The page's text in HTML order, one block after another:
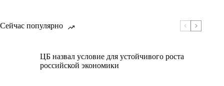
Сейчас популярно
ЦБ назвал условие для устойчивого роста
российской экономики